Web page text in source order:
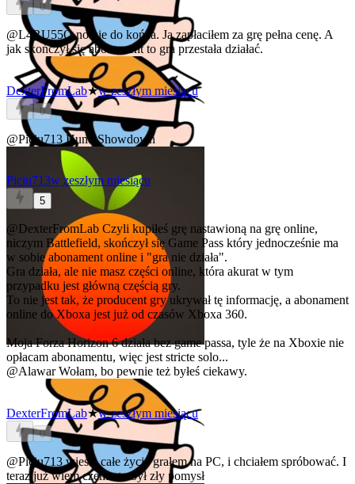
0
@L4RU55Ono nie do końca. Ja zapłaciłem za grę pełna cenę. A
jak skończył się abonament to gra przestała działać.
DexterFromLab★w zeszłym miesiącu
0
@Piciu713Hunt: Showdown
Piciu713w zeszłym miesiącu
5
@DexterFromLab Czyli kupiłeś grę nastawioną na grę online,
niczym Battlefield, skończył się Game Pass który jednocześnie ma
w sobie abonament online i "gra nie działa".
Gra działa, ale nie masz części online, która akurat w tym
przypadku jest główną częścią gry.
To nie jest tak, że producent gry ukrywał tę informację, a abonament
online do Xboxa jest już od czasów Xboxa 360.
Moja Forza Horizon 6 działa bez game passa, tyle że na Xboxie nie
opłacam abonamentu, więc jest stricte solo...
@AlawarWołam, bo pewnie też byłeś ciekawy.
DexterFromLab★w zeszłym miesiącu
0
@Piciu713wiesz, całe życie grałem na PC, i chciałem spróbować. I
teraz już wiem czemu to był zły pomysł